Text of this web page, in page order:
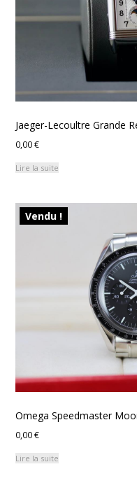
Jaeger-Lecoultre Grande
0,00€
Lire la suite
Vendu !
Omega Speedmaster
0,00€
Lire la suite